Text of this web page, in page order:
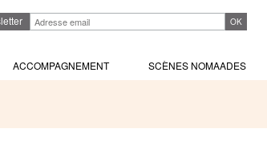
ACCOMPAGNEMENT SCÈNES NOMAADES